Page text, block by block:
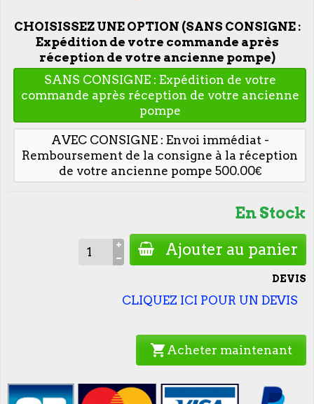
CHOISISSEZ UNE OPTION (SANS CONSIGNE :
Expédition de votre commande après
réception de votre ancienne pompe)
SANS CONSIGNE : Expédition de votre
commande après réception de votre ancienne
pompe
AVEC CONSIGNE : Envoi immédiat -
Remboursement de la consigne à la réception
de votre ancienne pompe 500.00€
En Stock
Ajouter au panier
DEVIS
CLIQUEZ ICI POUR UN DEVIS
shopping_cart Acheter maintenant